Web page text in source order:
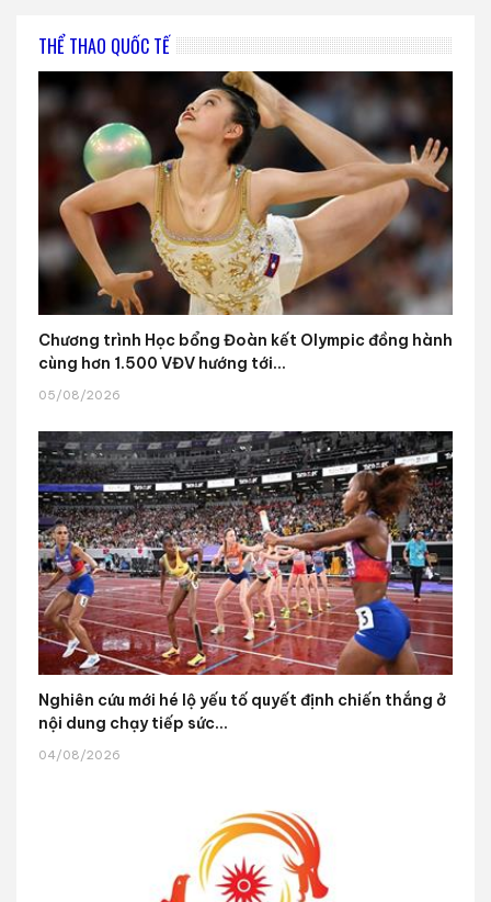
THỂ THAO QUỐC TẾ
Chương trình Học bổng Đoàn kết Olympic đồng hành
cùng hơn 1.500 VĐV hướng tới...
05/08/2026
Nghiên cứu mới hé lộ yếu tố quyết định chiến thắng ở
nội dung chạy tiếp sức...
04/08/2026